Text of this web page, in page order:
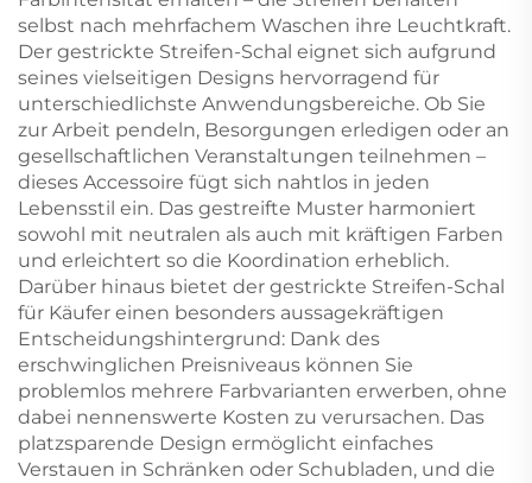
selbst nach mehrfachem Waschen ihre Leuchtkraft.
Der gestrickte Streifen-Schal eignet sich aufgrund
seines vielseitigen Designs hervorragend für
unterschiedlichste Anwendungsbereiche. Ob Sie
zur Arbeit pendeln, Besorgungen erledigen oder an
gesellschaftlichen Veranstaltungen teilnehmen –
dieses Accessoire fügt sich nahtlos in jeden
Lebensstil ein. Das gestreifte Muster harmoniert
sowohl mit neutralen als auch mit kräftigen Farben
und erleichtert so die Koordination erheblich.
Darüber hinaus bietet der gestrickte Streifen-Schal
für Käufer einen besonders aussagekräftigen
Entscheidungshintergrund: Dank des
erschwinglichen Preisniveaus können Sie
problemlos mehrere Farbvarianten erwerben, ohne
dabei nennenswerte Kosten zu verursachen. Das
platzsparende Design ermöglicht einfaches
Verstauen in Schränken oder Schubladen, und die